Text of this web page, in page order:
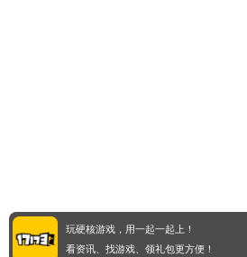
玩硬核游戏，用一起一起上！
看资讯、找游戏、领礼包更方便！